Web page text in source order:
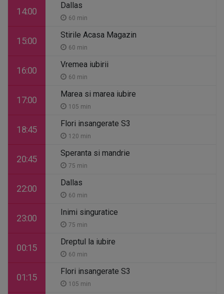
14:00
Dallas
60 min
15:00
Stirile Acasa Magazin
60 min
16:00
Vremea iubirii
60 min
17:00
Marea si marea iubire
105 min
18:45
Flori insangerate S3
120 min
20:45
Speranta si mandrie
75 min
22:00
Dallas
60 min
23:00
Inimi singuratice
75 min
00:15
Dreptul la iubire
60 min
01:15
Flori insangerate S3
105 min